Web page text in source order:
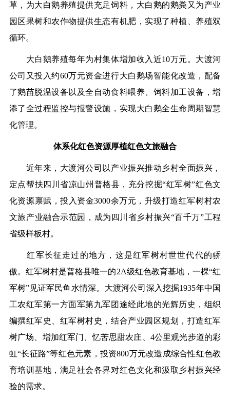
草，为大白鹅养殖提供充足饲料，大白鹅的鹅粪又为产业
园区果树和农作物提供生态有机肥，实现了种植、养殖双
循环。
大白鹅养殖每年为村集体增加收入近10万元。大渡河
公司又投入约60万元资金进行大白鹅场智能化改造，配备
了鹅苗脱温设备以及全自动食料喂养、饲料加工设备，增
添了全过程监控与报警设施，实现大白鹅全生命周期智慧
化管理。
体系化红色资源厚植红色文旅融合
近年来，大渡河公司以产业振兴推动乡村全面振兴，
定点帮扶四川省凉山州普格县，充分挖掘“红军树”红色文
化资源禀赋，投入资金3000余万元，升级打造红军树村农
文旅产业融合示范园，成为四川省乡村振兴“百千万”工程
省级样板村。
红军长征走过的地方，这是红军树村世世代代的骄
傲。红军树村是普格县唯一的2A级红色教育基地，一棵“红
军树”见证军民鱼水情深。大渡河公司深入挖掘1935年中国
工农红军第一方面军第九军团途经此地的光辉历史，组织
编撰红军史、红军树村史，结合产业园区规划，打造红军
树广场、增加红军门、忆苦思甜农庄、4公里观光步道的彩
虹“长征路”等红色元素，投资800万元改造成综合性红色教
育培训基地，满足社会各界对红色文化和汲取乡村振兴经
验的需求。